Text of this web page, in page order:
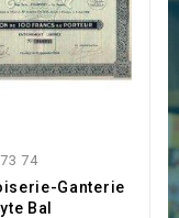
74
Ganterie
Bal